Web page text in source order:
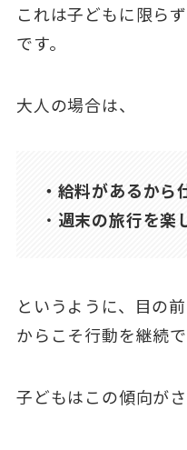
これは子どもに限ら
です。
大人の場合は、
・給料があるから
・ 週末の旅行を楽
というように、目の
からこそ行動を継続で
子どもはこの傾向がさ